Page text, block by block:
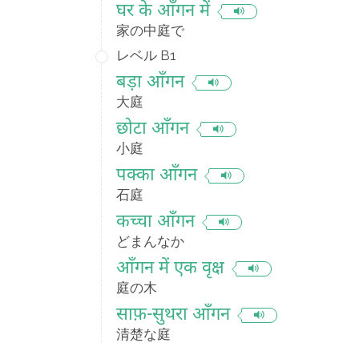
घर के आँगन में
家の中庭で
レベル B1
बड़ा आँगन
大庭
छोटा आँगन
小庭
पक्का आँगन
石庭
कच्चा आँगन
どまんなか
आँगन में एक वृक्ष
庭の木
साफ़-सुथरा आँगन
清楚な庭